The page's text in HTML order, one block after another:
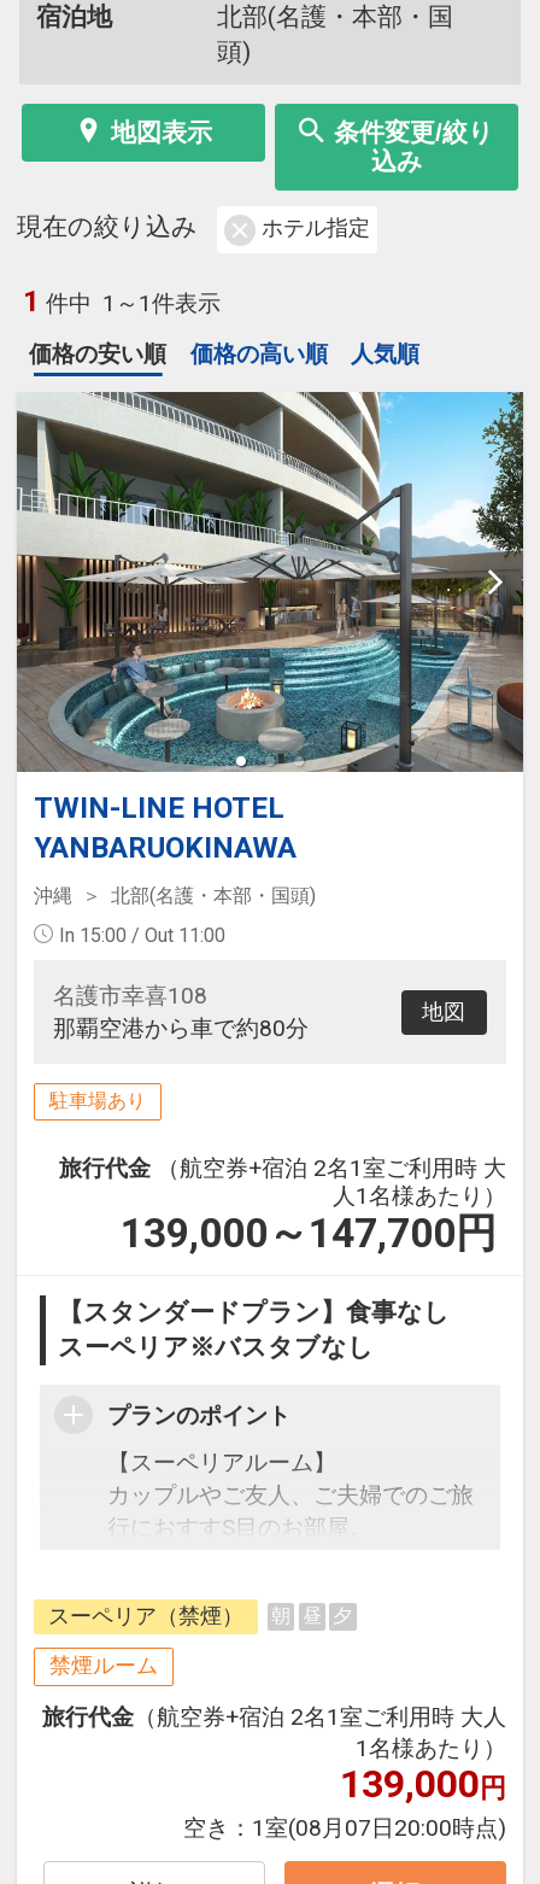
宿泊地
北部(名護・本部・国
頭)
地図表示
条件変更/絞り
込み
現在の絞り込み ホテル指定
1 件中 1～1件表示
価格の安い順
価格の高い順 人気順
TWIN-LINE HOTEL
YANBARUOKINAWA
沖縄
北部(名護・本部・国頭)
In 15:00 / Out 11:00
名護市幸喜108
那覇空港から車で約80分
地図
駐車場あり
旅行代金
（航空券+宿泊 2名1室ご利用時 大
人1名様あたり）
139,000～147,700 円
【スタンダードプラン】食事なし
スーペリア※バスタブなし
プランのポイント
【スーペリアルーム】
カップルやご友人、ご夫婦でのご旅
行におすすS目のお部屋。
も可能です。
【ご宿泊特典】
・ご滞在中ホテル棟11Fラウンジ利
ラウンジ内はアルコール・ソフト
ドリンクのフリーフローをご利用い
スーペリア（禁煙） 朝 昼 夕
禁煙ルーム
旅行代金 （航空券+宿泊 2名1室ご利用時 大人
1名様あたり）
139,000円
空き： 1室(08月07日20:00時点)